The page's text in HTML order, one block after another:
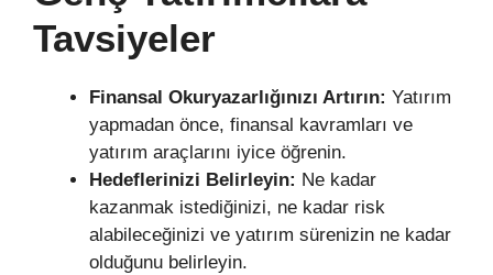
Tavsiyeler
Finansal Okuryazarlığınızı Artırın: Yatırım
yapmadan önce, finansal kavramları ve
yatırım araçlarını iyice öğrenin.
Hedeflerinizi Belirleyin: Ne kadar
kazanmak istediğinizi, ne kadar risk
alabileceğinizi ve yatırım sürenizin ne kadar
olduğunu belirleyin.